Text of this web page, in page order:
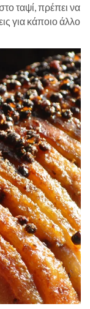
ταψί, πρέπει να
για κάποιο άλλο